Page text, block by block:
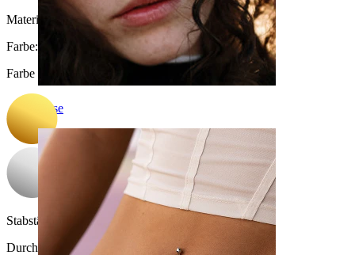
Nase
Material:
Chirurgenstahl
Farbe:
Farbe auswählen
Stabstärke:
1,2 mm
Durchmesser: